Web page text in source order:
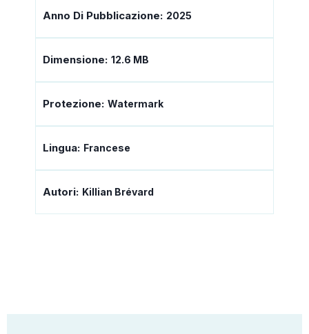
Anno Di Pubblicazione: 2025
Dimensione: 12.6 MB
Protezione: Watermark
Lingua: Francese
Autori: Killian Brévard